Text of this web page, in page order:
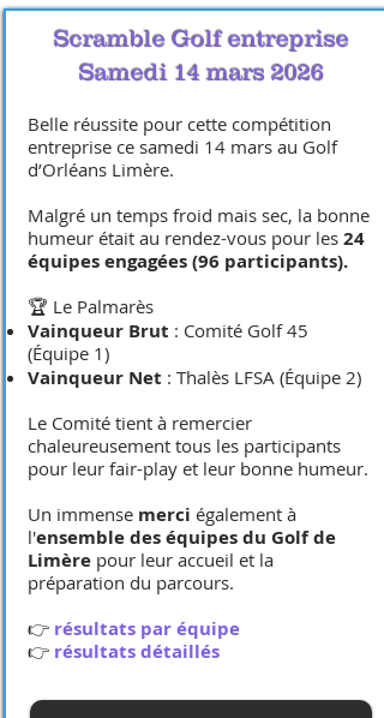
Scramble Golf entreprise
Samedi 14 mars 2026
Belle réussite pour cette compétition
entreprise ce samedi 14 mars au Golf
d’Orléans Limère.
Malgré un temps froid mais sec, la bonne
humeur était au rendez-vous pour les 24
équipes engagées (96 participants).
🏆 Le Palmarès
Vainqueur Brut : Comité Golf 45
(Équipe 1)
Vainqueur Net : Thalès LFSA (Équipe 2)
Le Comité tient à remercier
chaleureusement tous les participants
pour leur fair-play et leur bonne humeur.
Un immense merci également à
l'ensemble des équipes du Golf de
Limère pour leur accueil et la
préparation du parcours.
👉 résultats par équipe
​👉 résultats détaillés